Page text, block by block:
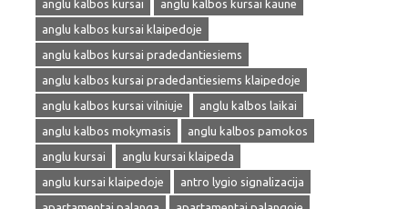
anglu kalbos kursai
anglu kalbos kursai kaune
anglu kalbos kursai klaipedoje
anglu kalbos kursai pradedantiesiems
anglu kalbos kursai pradedantiesiems klaipedoje
anglu kalbos kursai vilniuje
anglu kalbos laikai
anglu kalbos mokymasis
anglu kalbos pamokos
anglu kursai
anglu kursai klaipeda
anglu kursai klaipedoje
antro lygio signalizacija